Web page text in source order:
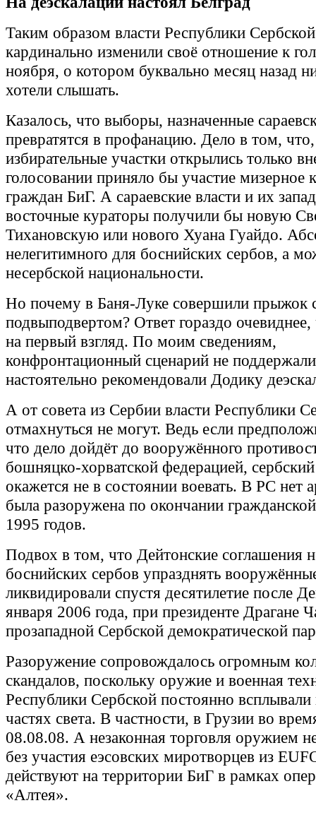
Таким образом власти Республики
кардинально изменили своё отношение к
ноября, о котором буквально месяц назад
хотели слышать.
Казалось, что выборы, назначенные
превратятся в профанацию. Дело в том,
избирательные участки открылись только
голосовании приняло бы участие мизерное
граждан БиГ. А сараевские власти и их
восточные кураторы получили бы новую
Тихановскую или нового Хуана Гуайдо.
нелегитимного для боснийских сербов, а
несербской национальности.
Но почему в Баня-Луке совершили прыжок
подвыподвертом? Ответ гораздо
на первый взгляд. По моим сведениям,
конфронтационный сценарий не
настоятельно рекомендовали Додику
А от совета из Сербии власти Республики
отмахнуться не могут. Ведь если
что дело дойдёт до вооружённого
бошняцко-хорватской федерацией, сербский
окажется не в состоянии воевать. В РС нет
была разоружена по окончании
1995 годов.
Подвох в том, что Дейтонские соглашения
боснийских сербов упразднять
ликвидировали спустя десятилетие после
января 2006 года, при президенте Драгане
прозападной Сербской демократической
Разоружение сопровождалось огромным
скандалов, поскольку оружие и военная
Республики Сербской постоянно
частях света. В частности, в Грузии во
08.08.08. А незаконная торговля оружием
без участия еэсовских миротворцев из
действуют на территории БиГ в рамках
«Алтея».